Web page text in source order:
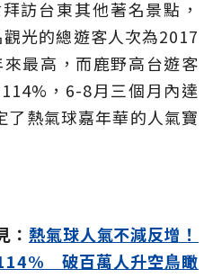
訪台東其他著名景點，
光的總遊客人次為2017
最高，而鹿野高台遊客
，6-8月三個月內達
了熱氣球嘉年華的人氣寶
： 熱氣球人氣不減反增！
破百萬人升空鳥瞰